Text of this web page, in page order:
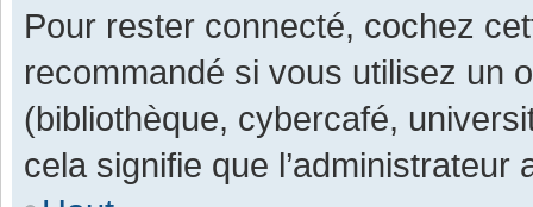
Pour rester connecté, cochez
recommandé si vous utilisez un
(bibliothèque, cybercafé,
cela signifie que